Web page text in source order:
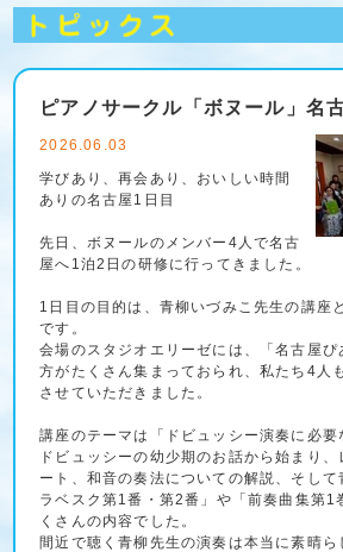
ピアノサークル「ボヌール」名
2026.06.03
学びあり、再会あり、おいしい時間
ありの名古屋1日目
先日、ボヌールのメンバー4人で名古
屋へ1泊2日の研修に行ってきました。
1日目の目的は、青柳いづみこ先生の講座
です。
会場のスタジオエリーゼには、「名古屋ぴ
方がたくさん集まっておられ、私たち4人
させていただきました。
講座のテーマは「ドビュッシー演奏に必要
ドビュッシーの幼少期のお話から始まり
ート、和音の奏法についての解説、そして
ラベスク第1番・第2番」や「前奏曲集第1
くさんの内容でした。
間近で聴く青柳先生の演奏は本当に素晴